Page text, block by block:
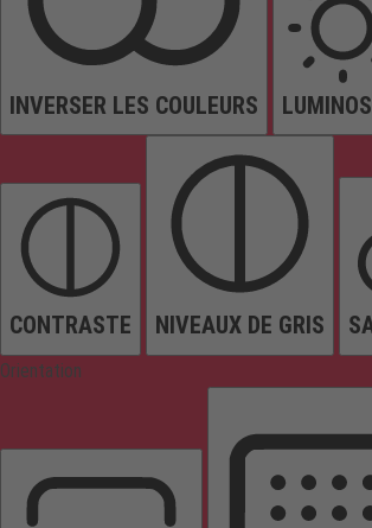
INVERSER LES COULEURS
CONTRASTE NIVEAUX DE GRIS
Orientation